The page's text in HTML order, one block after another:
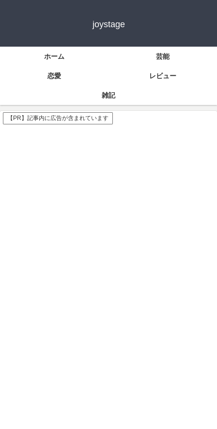
joystage
ホーム 芸能
恋愛 レビュー
雑記
【PR】記事内に広告が含まれています